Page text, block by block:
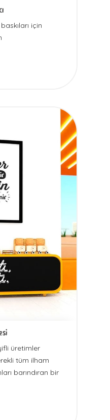
için
üretimler
tüm ilham
barındıran bir